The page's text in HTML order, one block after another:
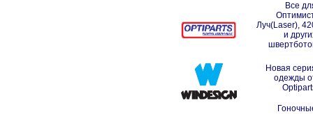
Все
Луч(Laser),
и
Новая
одежды